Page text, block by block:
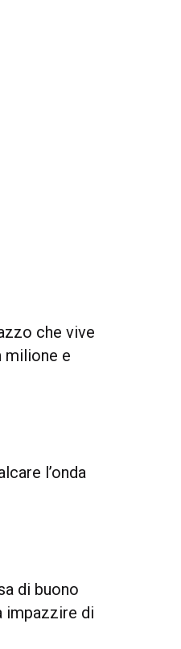
che vive
milione e
l’onda
di buono
impazzire di